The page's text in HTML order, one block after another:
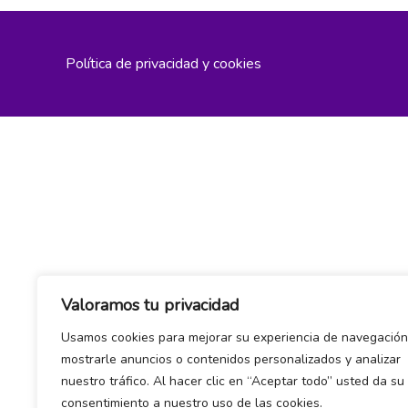
Valoramos tu privacidad
Usamos cookies para mejorar su experiencia de
mostrarle anuncios o contenidos personalizados y analizar
nuestro tráfico. Al hacer clic en “Aceptar todo” usted da su
consentimiento a nuestro uso de las cookies.
Política de privacidad y cookies